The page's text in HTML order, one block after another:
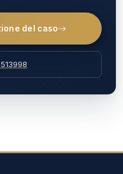
del caso